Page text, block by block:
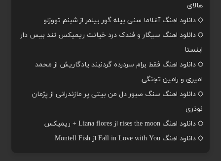
هالای
دانلود اهنگ آغلاما سنی بیله گور بیلمر از شبنم تووزلو
دانلود اهنگ سیگار و فندک درد خیانت ریمیکس تند بیس دار
اینستا
دانلود اهنگ فقط برام سردرده گردنبند یادگاریش از محمد
امیری و رامین تجنگی
دانلود اهنگ سنگ صبور دل من بیتی پر مازندرانی از پژمان
نوذری
دانلود اهنگ rises the moon از Liana flores + ریمیکس
دانلود اهنگ Fall in Love with You از Montell Fish